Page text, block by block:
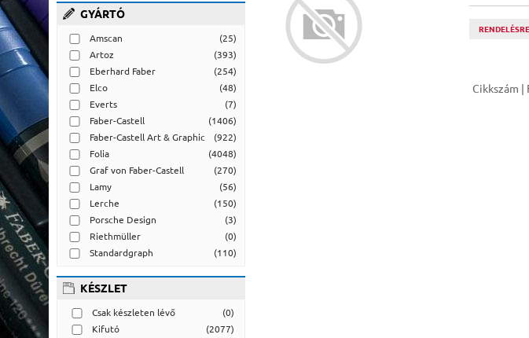
GYÁRTÓ
Amscan
(25)
Artoz
(393)
Eberhard Faber
(254)
Elco
(48)
Everts
(7)
Faber-Castell
(1406)
Faber-Castell Art & Graphic
(922)
Folia
(4048)
Graf von Faber-Castell
(270)
Lamy
(56)
Lerche
(150)
Porsche Design
(3)
Riethmüller
(0)
Standardgraph
(110)
KÉSZLET
Csak készleten lévő
(0)
Kifutó
(2077)
RENDELÉSRE
Cikkszám |